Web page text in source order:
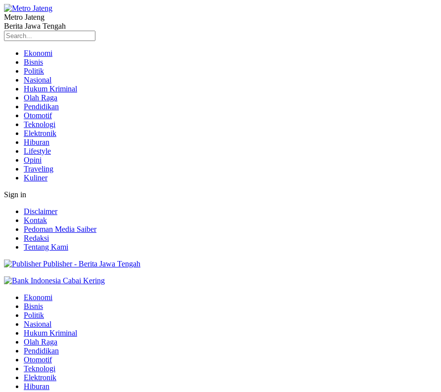
Metro Jateng
Berita Jawa Tengah
Ekonomi
Bisnis
Politik
Nasional
Hukum Kriminal
Olah Raga
Pendidikan
Otomotif
Teknologi
Elektronik
Hiburan
Lifestyle
Opini
Traveling
Kuliner
Sign in
Disclaimer
Kontak
Pedoman Media Saiber
Redaksi
Tentang Kami
Publisher - Berita Jawa Tengah
Ekonomi
Bisnis
Politik
Nasional
Hukum Kriminal
Olah Raga
Pendidikan
Otomotif
Teknologi
Elektronik
Hiburan